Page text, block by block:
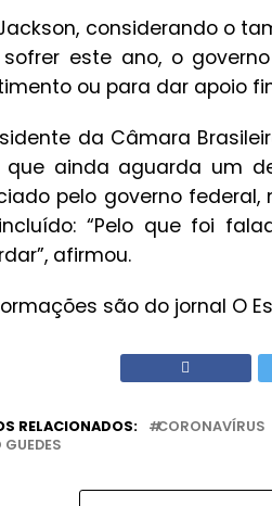
considerando o
este ano, o
ou para dar apoio
da Câmara
que ainda aguarda um
pelo governo
“Pelo que foi
afirmou.
são do jornal O
RELACIONADOS: CORONAVÍRUS
GUEDES